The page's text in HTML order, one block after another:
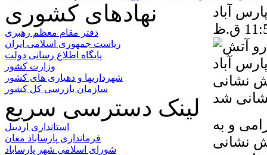
آباد
نشانی
و به
آتش نشانی خودرو ۸۱۵ آتش نشانی
نهادهای کشوری
دفتر مقام معظم رهبری
ریاست جمهوری اسلامی ایران
پایگاه اطلاع رسانی دولت
وزارت کشور
شهرداریها و دهیاری های کشور
سازمان بازرسی کل کشور
لینک دسترسی سریع
استانداری اردبیل
فرمانداری پارساباد مغان
شورای اسلامی شهر پارساباد